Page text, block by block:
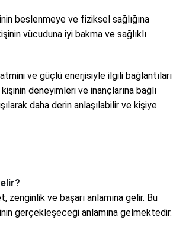
beslenmeye ve fiziksel sağlığına
vücuduna iyi bakma ve sağlıklı
ve güçlü enerjisiyle ilgili bağlantıları
deneyimleri ve inançlarına bağlı
daha derin anlaşılabilir ve kişiye
zenginlik ve başarı anlamına gelir. Bu
gerçekleşeceği anlamına gelmektedir.